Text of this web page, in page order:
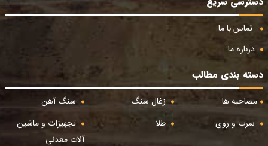
تماس با ما
درباره ما
دسته بندی مطالب
مصاحبه ها
زغال سنگ
سنگ آهن
سرب و روی
طلا
تجهیزات و ماشین
آلات معدنی